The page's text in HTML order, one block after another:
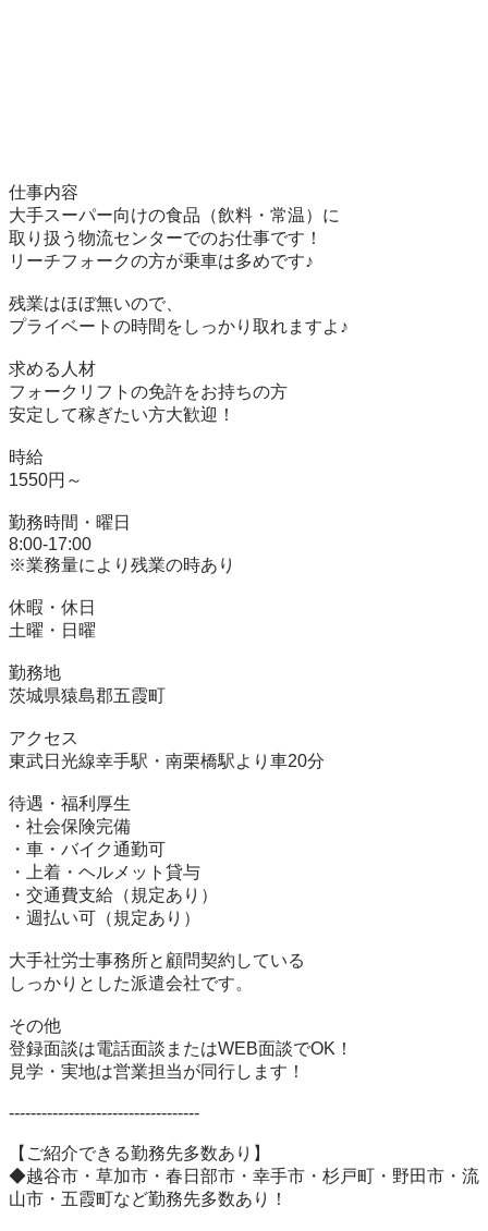
仕事内容
大手スーパー向けの食品（飲料・常温）に
取り扱う物流センターでのお仕事です！
リーチフォークの方が乗車は多めです♪
残業はほぼ無いので、
プライベートの時間をしっかり取れますよ♪
求める人材
フォークリフトの免許をお持ちの方
安定して稼ぎたい方大歓迎！
時給
1550円～
勤務時間・曜日
8:00-17:00
※業務量により残業の時あり
休暇・休日
土曜・日曜
勤務地
茨城県猿島郡五霞町
アクセス
東武日光線幸手駅・南栗橋駅より車20分
待遇・福利厚生
・社会保険完備
・車・バイク通勤可
・上着・ヘルメット貸与
・交通費支給（規定あり）
・週払い可（規定あり）
大手社労士事務所と顧問契約している
しっかりとした派遣会社です。
その他
登録面談は電話面談またはWEB面談でOK！
見学・実地は営業担当が同行します！
-----------------------------------
【ご紹介できる勤務先多数あり】
◆越谷市・草加市・春日部市・幸手市・杉戸町・野田市・流
山市・五霞町など勤務先多数あり！